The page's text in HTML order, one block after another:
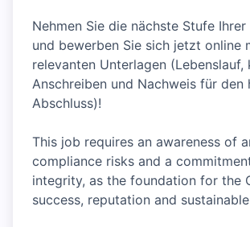
Nehmen Sie die nächste Stufe
und bewerben Sie sich jetzt online
relevanten Unterlagen (Lebenslauf,
Anschreiben und Nachweis für den
Abschluss)!
This job requires an awareness of
compliance risks and a
integrity, as the foundation for the
success, reputation and